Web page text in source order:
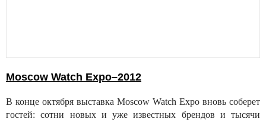
Moscow Watch Expo–2012
В конце октября выставка Moscow Watch Expo вновь соберет
гостей: сотни новых и уже известных брендов и тысячи